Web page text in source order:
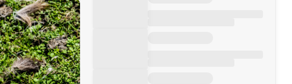
Klein
Standaard
Groot
Kopieer link